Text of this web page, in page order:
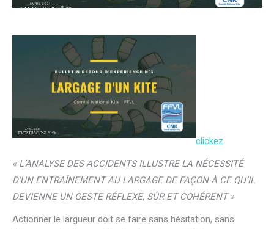
clickez
« L’ANALYSE DES ACCIDENTS ILLUSTRE LA NÉCESSITÉ
D’UN ENTRAÎNEMENT AU LARGAGE DE FAÇON À CE QU’IL
DEVIENNE UN GESTE RÉFLEXE, SÛR ET COHÉRENT »
Actionner le largueur doit se faire sans hésitation, sans